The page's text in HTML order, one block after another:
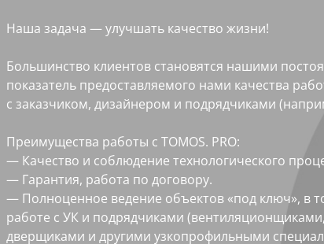
Наша задача — улучшать качество жизни!
Большинство клиентов становятся нашими
показатель предоставляемого нами качества
с заказчиком, дизайнером и подрядчиками
Преимущества работы с TOMOS. PRO:
— Качество и соблюдение технологического
— Гарантия, работа по договору.
— Полноценное ведение объектов «под ключ», в
работе с УК и подрядчиками
дверщиками и другими узкопрофильными